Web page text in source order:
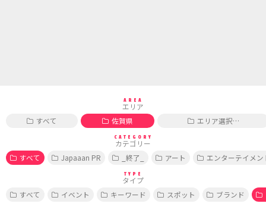
AREA
エリア
すべて
佐賀県 エリア選択…
CATEGORY
カテゴリー
すべて
Japaaan PR _終了_ アート エンターテイメン
TYPE
タイプ
すべて
イベント キーワード スポット ブランド